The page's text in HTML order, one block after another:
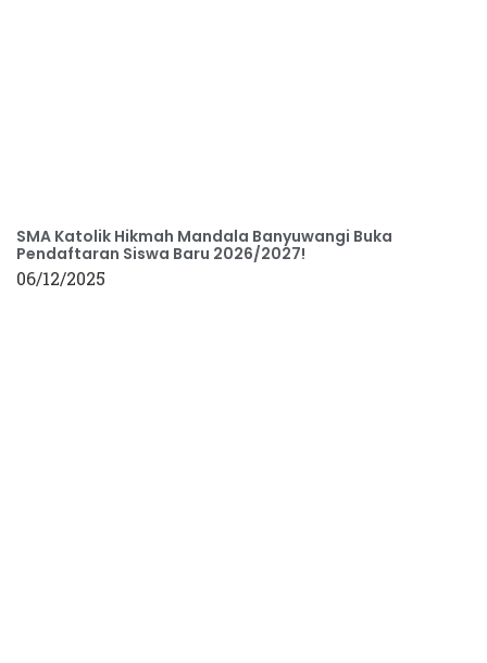
SMA Katolik Hikmah Mandala Banyuwangi Buka
Pendaftaran Siswa Baru 2026/2027!
06/12/2025